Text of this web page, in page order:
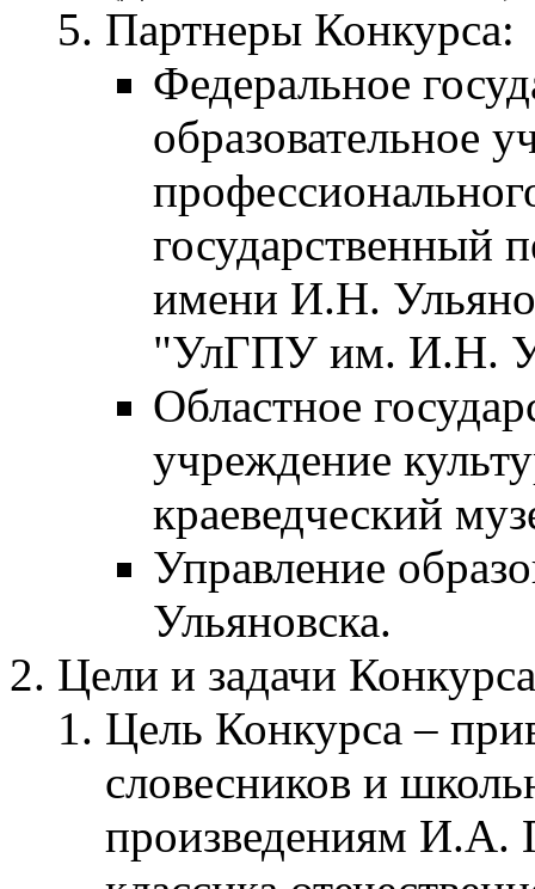
Партнеры Конкурса:
Федеральное
образовательное
государственный
имени И.Н.
"УлГПУ им. И.Н.
Областное
учреждение
краеведческий
Управление
Ульяновска.
Цели и задачи Конкурса
Цель Конкурса –
словесников и
произведениям И.А.